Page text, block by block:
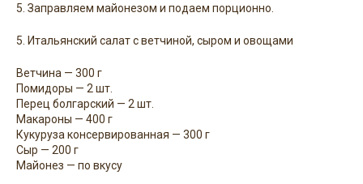
5. Заправляем майонезом и подаем порционно.
5. Итальянский салат с ветчиной, сыром и овощами
Ветчина — 300 г
Помидоры — 2 шт.
Перец болгарcкий — 2 шт.
Макароны — 400 г
Кукуруза консервированная — 300 г
Сыр — 200 г
Майонез — по вкусу